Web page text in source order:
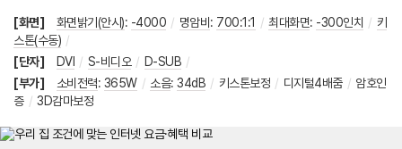
[화면] 화면밝기(안시): -4000 / 명암비 : 700:1:1 / 최대화면: -300인치 / 키
스톤(수동) /
[단자]
DVI / S-비디오 / D-SUB /
[부가]
소비전력: 365W / 소음: 34dB / 키스톤보정 / 디지털4배줌 / 암호인
증 / 3D감마보정